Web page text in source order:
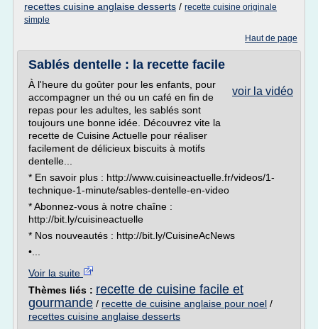
recettes cuisine anglaise desserts / recette cuisine originale
simple
Haut de page
Sablés dentelle : la recette facile
voir la vidéo
À l'heure du goûter pour les enfants, pour
accompagner un thé ou un café en fin de
repas pour les adultes, les sablés sont
toujours une bonne idée. Découvrez vite la
recette de Cuisine Actuelle pour réaliser
facilement de délicieux biscuits à motifs
dentelle...
* En savoir plus : http://www.cuisineactuelle.fr/videos/1-
technique-1-minute/sables-dentelle-en-video
* Abonnez-vous à notre chaîne :
http://bit.ly/cuisineactuelle
* Nos nouveautés : http://bit.ly/CuisineAcNews
•...
Voir la suite
Thèmes liés : recette de cuisine facile et
gourmande / recette de cuisine anglaise pour noel /
recettes cuisine anglaise desserts